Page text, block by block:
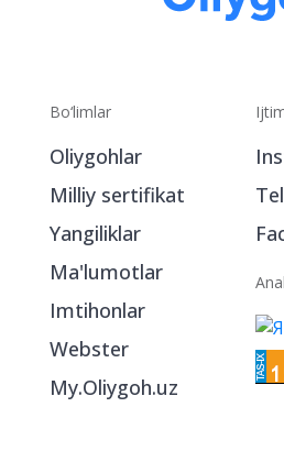
Bo‘limlar
Oliygohlar
Milliy sertifikat
Yangiliklar
Ma'lumotlar
Imtihonlar
Webster
My.Oliygoh.uz